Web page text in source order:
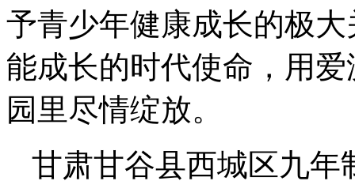
予青少年健康成长的极
能成长的时代使命，用
园里尽情绽放。
甘肃甘谷县西城区九年